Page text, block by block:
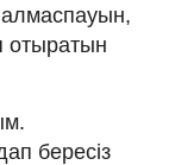
отыратын
бересіз